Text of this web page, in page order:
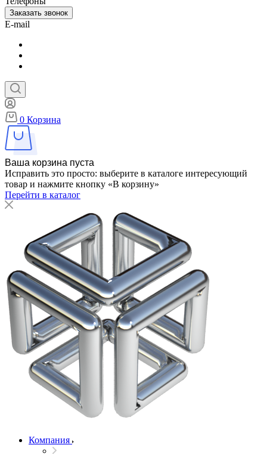
Заказать звонок
E-mail
0 Корзина
Ваша корзина пуста
Исправить это просто: выберите в каталоге интересующий
товар и нажмите кнопку «В корзину»
Перейти в каталог
Компания